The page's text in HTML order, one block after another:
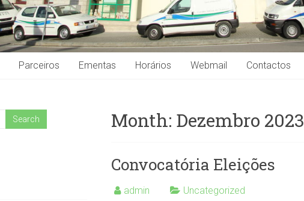
Parceiros Ementas Horários Webmail Contactos
Month: Dezembro 2023
Convocatória Eleições
admin Uncategorized